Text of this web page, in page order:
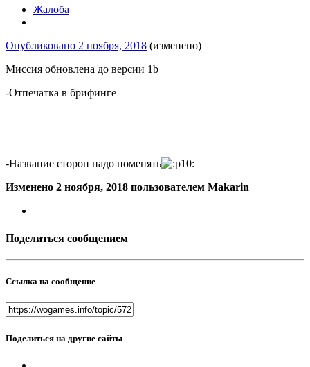
Жалоба
Опубликовано 2 ноября, 2018 (изменено)
Миссия обновлена до версии 1b
-Отпечатка в брифинге
-Название сторон надо поменять
Изменено 2 ноября, 2018 пользователем Makarin
Поделиться сообщением
Ссылка на сообщение
Поделиться на другие сайты